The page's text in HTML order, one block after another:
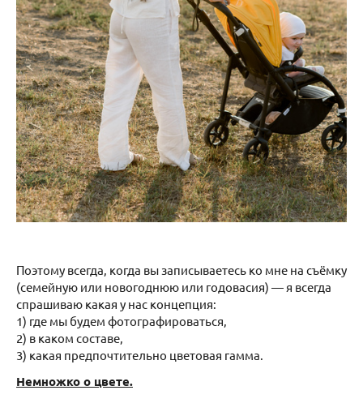
Поэтому всегда, когда вы записываетесь ко мне на съёмку
(семейную или новогоднюю или годовасия) — я всегда
спрашиваю какая у нас концепция:
1) где мы будем фотографироваться,
2) в каком составе,
3) какая предпочтительно цветовая гамма.
Немножко о цвете.